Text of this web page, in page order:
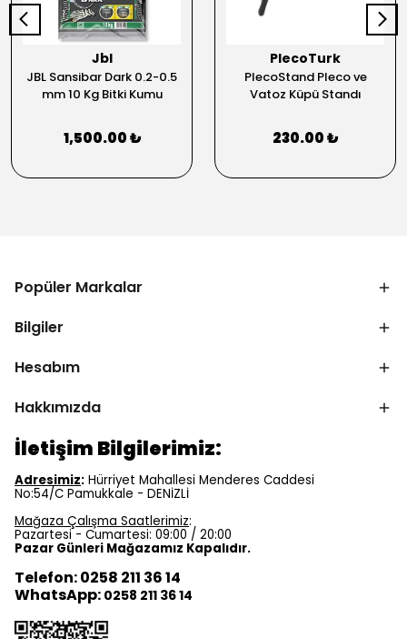
Jbl
JBL Sansibar Dark 0.2-0.5
mm 10 Kg Bitki Kumu
1,500.00 ₺
PlecoTurk
PlecoStand Pleco ve
Vatoz Küpü Standı
230.00 ₺
Popüler Markalar
Bilgiler
Hesabım
Hakkımızda
İletişim Bilgilerimiz:
Adresimiz: Hürriyet Mahallesi Menderes Caddesi
No:54/C Pamukkale - DENİZLİ
Mağaza Çalışma Saatlerimiz:
Pazartesi - Cumartesi: 09:00 / 20:00
Pazar Günleri Mağazamız Kapalıdır.
Telefon: 0258 211 36 14
WhatsApp: 0258 211 36 14